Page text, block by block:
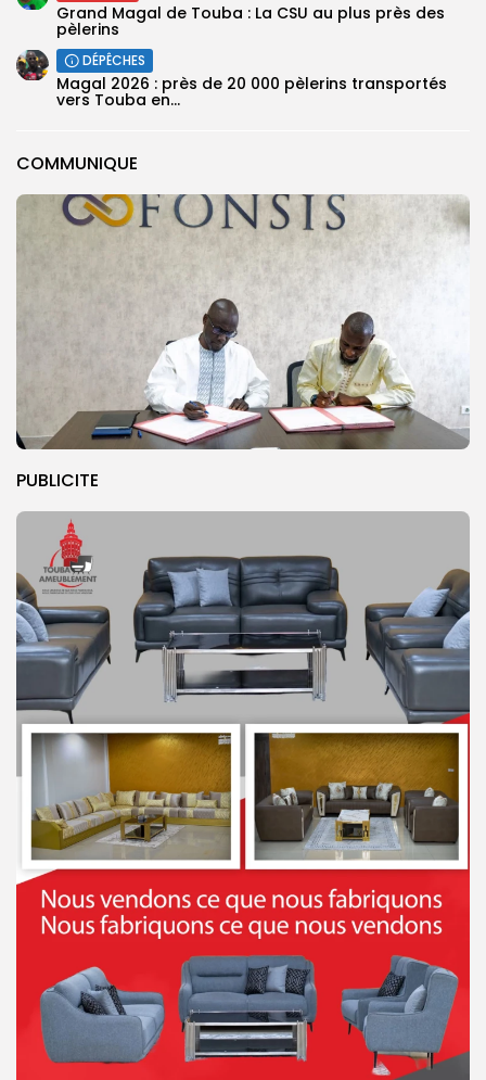
COMMUNIQUE
PUBLICITE
Grand Magal de Touba : La CSU au plus près des
pèlerins
DÉPÊCHES
Magal 2026 : près de 20 000 pèlerins transportés
vers Touba en...